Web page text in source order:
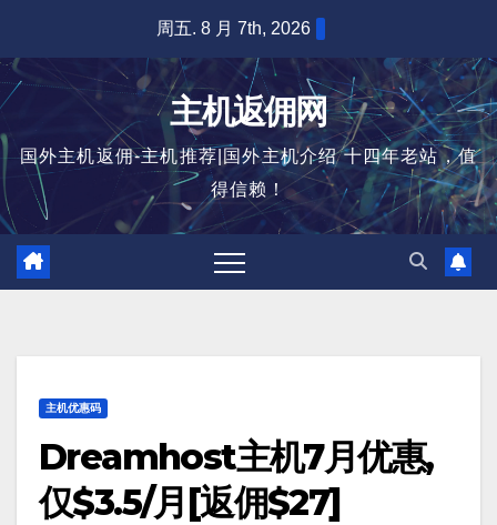
内
容
周五. 8 月 7th, 2026
主机返佣网
国外主机返佣-主机推荐|国外主机介绍 十四年老站，值
得信赖！
主机优惠码
Dreamhost主机7月优惠,
仅$3.5/月[返佣$27]